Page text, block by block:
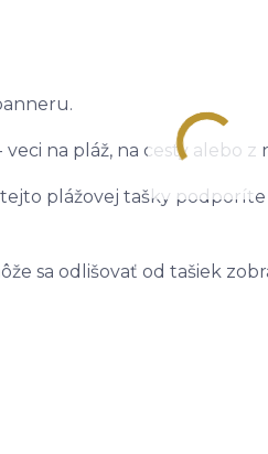
na pláž, na cesty alebo z
plážovej tašky podporíte
sa odlišovať od tašiek